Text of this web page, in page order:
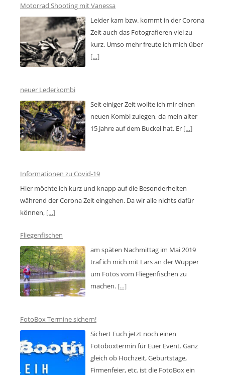
Motorrad Shooting mit Vanessa
Leider kam bzw. kommt in der Corona
Zeit auch das Fotografieren viel zu
kurz. Umso mehr freute ich mich über
[…]
neuer Lederkombi
Seit einiger Zeit wollte ich mir einen
neuen Kombi zulegen, da mein alter
15 Jahre auf dem Buckel hat. Er […]
Informationen zu Covid-19
Hier möchte ich kurz und knapp auf die Besonderheiten
während der Corona Zeit eingehen. Da wir alle nichts dafür
können, […]
Fliegenfischen
am späten Nachmittag im Mai 2019
traf ich mich mit Lars an der Wupper
um Fotos vom Fliegenfischen zu
machen. […]
FotoBox Termine sichern!
Sichert Euch jetzt noch einen
Fotoboxtermin für Euer Event. Ganz
gleich ob Hochzeit, Geburtstage,
Firmenfeier, etc. ist die FotoBox ein